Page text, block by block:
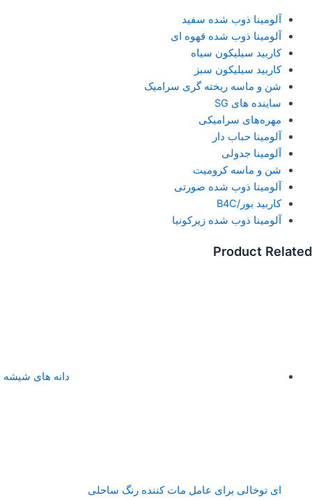
آلومینا ذوب شده سفید
آلومینا ذوب شده قهوه ای
کاربید سیلیکون سیاه
کاربید سیلیکون سبز
شن و ماسه ریخته گری سرامیک
ساینده های SG
مهره‌های سرامیکی
آلومینا حباب دار
آلومینا جدولی
شن و ماسه کرومیت
آلومینا ذوب شده صورتی
کاربید بور/B4C
آلومینا ذوب شده زیرکونیا
Product Related
دانه های شیشه
ای توخالی برای عامل مات کننده رنگ ساحلی